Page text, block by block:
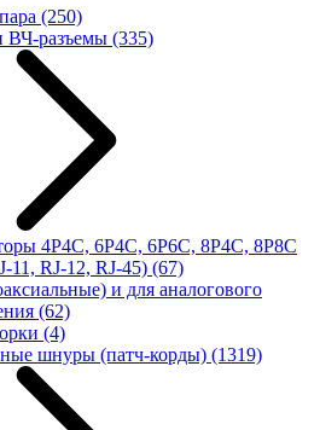
(250)
ВЧ-разъемы (335)
4P4C, 6P4C, 6P6C, 8P4C, 8P8C
11, RJ-12, RJ-45) (67)
и для аналогового
(62)
(4)
шнуры (патч-корды) (1319)